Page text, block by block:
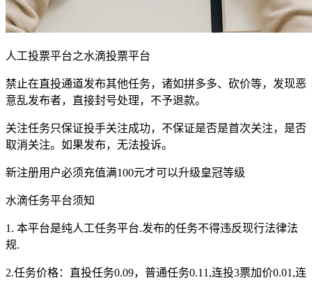
人工投票平台之水滴投票平台
禁止在直投通道发布其他任务，诸如拼多多、砍价等，发现恶
意乱发布者，直接封号处理，不予退款。
关注任务只保证投手关注成功，不保证是否是首次关注，是否
取消关注。如果发布，无法投诉。
新注册用户必须充值满100元才可以升级皇冠等级
水滴任务平台须知
1. 本平台是纯人工任务平台.发布的任务不得违反现行法律法
规.
2.任务价格：直投任务0.09，普通任务0.11,连投3票加价0.01,连